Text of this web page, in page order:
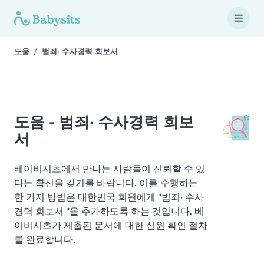
도움 범죄· 수사경력 회보서
도움 - 범죄· 수사경력 회보
서
베이비시츠에서 만나는 사람들이 신뢰할 수 있
다는 확신을 갖기를 바랍니다. 이를 수행하는
한 가지 방법은 대한민국 회원에게 "범죄· 수사
경력 회보서 "을 추가하도록 하는 것입니다. 베
이비시츠가 제출된 문서에 대한 신원 확인 절차
를 완료합니다.